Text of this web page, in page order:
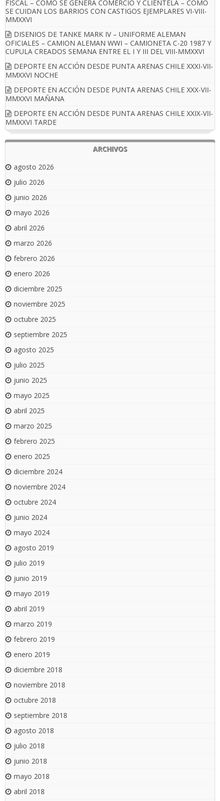
FISCAL – COMO SE GENERA COMERCIO Y CLIENTELA – COMO
SE CUIDAN LOS BARRIOS CON CASTIGOS EJEMPLARES VI-VIII-
MMXXVI
DISENIOS DE TANKE MARK IV – UNIFORME ALEMAN
OFICIALES – CAMION ALEMAN WWI – CAMIONETA C-20 1987 Y
CUPULA CREADOS SEMANA ENTRE EL I Y III DEL VIII-MMXXVI
DEPORTE EN ACCIÓN DESDE PUNTA ARENAS CHILE XXXI-VII-
MMXXVI NOCHE
DEPORTE EN ACCIÓN DESDE PUNTA ARENAS CHILE XXX-VII-
MMXXVI MAÑANA
DEPORTE EN ACCIÓN DESDE PUNTA ARENAS CHILE XXIX-VII-
MMXXVI TARDE
ARCHIVOS
agosto 2026
julio 2026
junio 2026
mayo 2026
abril 2026
marzo 2026
febrero 2026
enero 2026
diciembre 2025
noviembre 2025
octubre 2025
septiembre 2025
agosto 2025
julio 2025
junio 2025
mayo 2025
abril 2025
marzo 2025
febrero 2025
enero 2025
diciembre 2024
noviembre 2024
octubre 2024
junio 2024
mayo 2024
agosto 2019
julio 2019
junio 2019
mayo 2019
abril 2019
marzo 2019
febrero 2019
enero 2019
diciembre 2018
noviembre 2018
octubre 2018
septiembre 2018
agosto 2018
julio 2018
junio 2018
mayo 2018
abril 2018